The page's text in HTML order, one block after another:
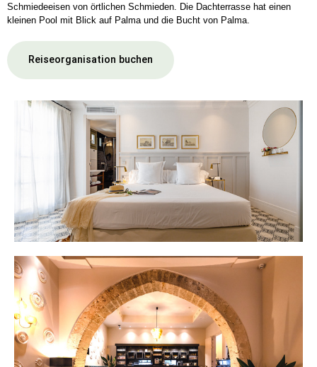
Schmiedeeisen von örtlichen Schmieden. Die Dachterrasse hat einen
kleinen Pool mit Blick auf Palma und die Bucht von Palma.
Reiseorganisation buchen